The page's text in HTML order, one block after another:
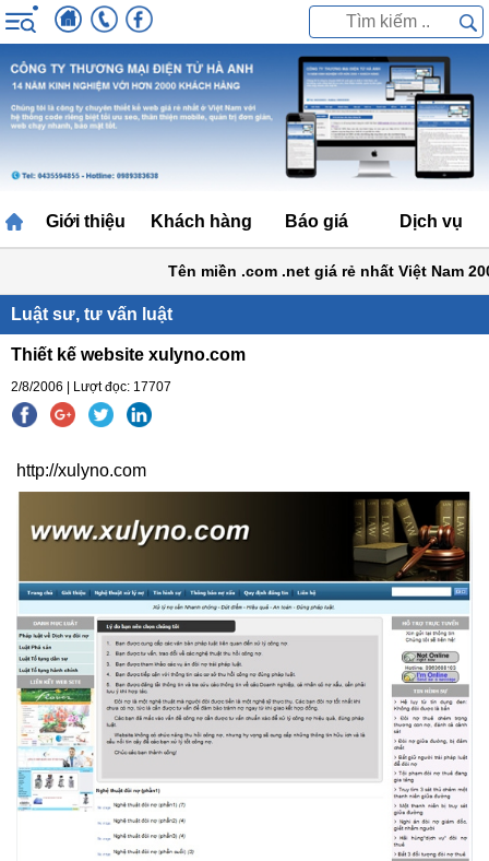
Giới thiệu Khách hàng Báo giá Dịch vụ
Tên miền .com .net giá rẻ nhất Việt Nam
Luật sư, tư vấn luật
Thiết kế website xulyno.com
2/8/2006 | Lượt đọc: 17707
http://xulyno.com